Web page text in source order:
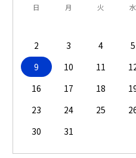
日 月 火 水
2
3 4 5
9
10 11
16
17 18
23
24 25
30
31